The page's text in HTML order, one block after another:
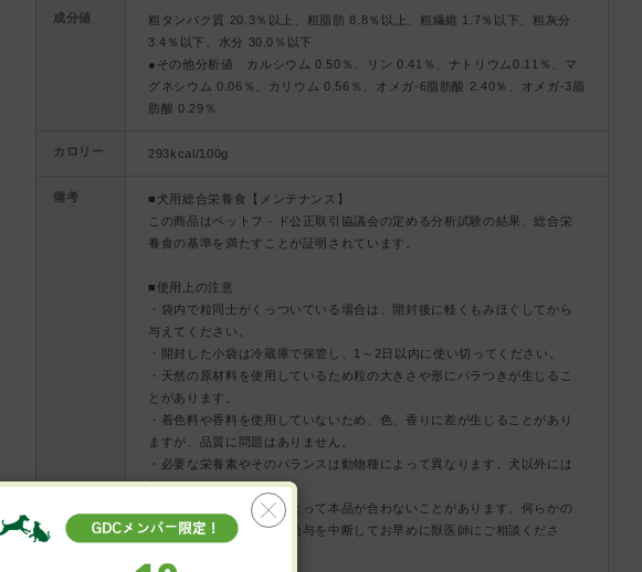
成分値
粗タンパク質 20.3％以上、粗脂肪 8.8％以上、粗繊維 1.7％以下、粗灰分
3.4％以下、水分 30.0％以下
●その他分析値 カルシウム 0.50％、リン 0.41％、ナトリウム0.11％、マ
グネシウム 0.06％、カリウム 0.56％、オメガ‐6脂肪酸 2.40％、オメガ‐3脂
肪酸 0.29％
カロリー 293kcal/100g
備考
■犬用総合栄養食【メンテナンス】
この商品はペットフ－ド公正取引協議会の定める分析試験の結果、総合栄
養食の基準を満たすことが証明されています。
■使用上の注意
・袋内で粒同士がくっついている場合は、開封後に軽くもみほぐしてから
与えてください。
・開封した小袋は冷蔵庫で保管し、1～2日以内に使い切ってください。
・天然の原材料を使用しているため粒の大きさや形にバラつきが生じるこ
とがあります。
・着色料や香料を使用していないため、色、香りに差が生じることがあり
ますが、品質に問題はありません。
・必要な栄養素やそのバランスは動物種によって異なります。犬以外には
与えないでください。
・稀に犬の体調や体質によって本品が合わないことがあります。何らかの
異常に気付かれた時は、給与を中断してお早めに獣医師にご相談くださ